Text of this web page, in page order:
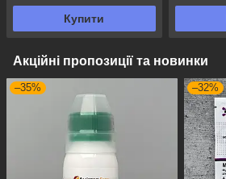
Купити
Акційні пропозиції та новинки
–35% –32%